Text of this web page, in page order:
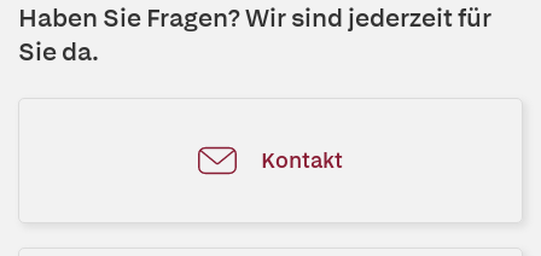
Haben Sie Fragen? Wir sind jederzeit für
Sie da.
Kontakt